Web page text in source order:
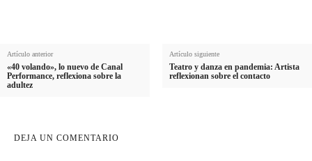
Artículo anterior
«40 volando», lo nuevo de Canal
Performance, reflexiona sobre la
adultez
Artículo siguiente
Teatro y danza en pandemia: Artista
reflexionan sobre el contacto
DEJA UN COMENTARIO